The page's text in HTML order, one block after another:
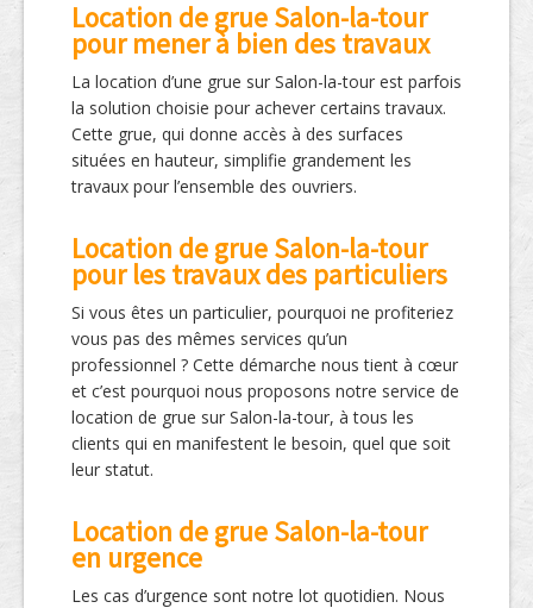
Location de grue Salon-la-tour
pour mener à bien des travaux
La location d’une grue sur Salon-la-tour est parfois
la solution choisie pour achever certains travaux.
Cette grue, qui donne accès à des surfaces
situées en hauteur, simplifie grandement les
travaux pour l’ensemble des ouvriers.
Location de grue Salon-la-tour
pour les travaux des particuliers
Si vous êtes un particulier, pourquoi ne profiteriez
vous pas des mêmes services qu’un
professionnel ? Cette démarche nous tient à cœur
et c’est pourquoi nous proposons notre service de
location de grue sur Salon-la-tour, à tous les
clients qui en manifestent le besoin, quel que soit
leur statut.
Location de grue Salon-la-tour
en urgence
Les cas d’urgence sont notre lot quotidien. Nous